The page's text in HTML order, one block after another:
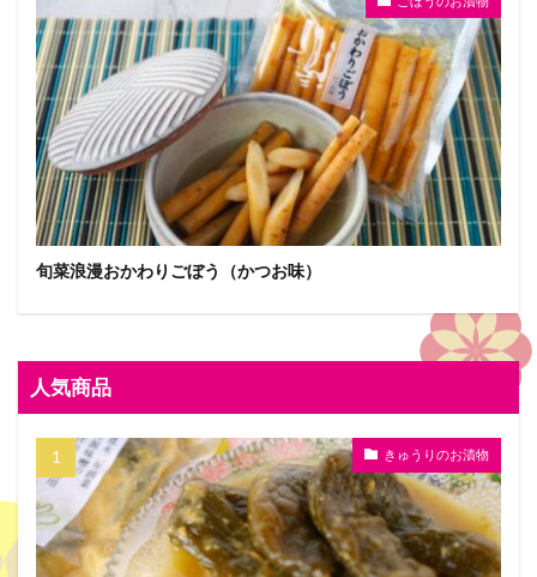
旬菜浪漫おかわりごぼう（かつお味）
人気商品
きゅうりのお漬物